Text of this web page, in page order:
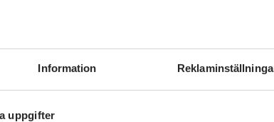
Information
uppgifter